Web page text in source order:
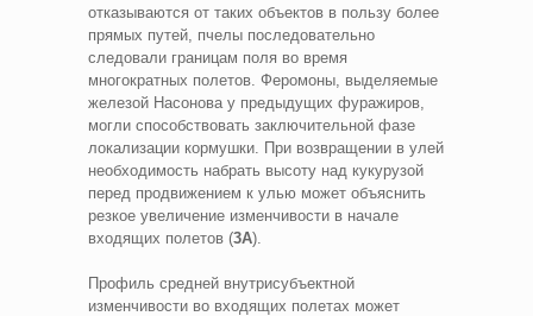
отказываются от таких объектов в пользу более
прямых путей, пчелы последовательно
следовали границам поля во время
многократных полетов. Феромоны, выделяемые
железой Насонова у предыдущих фуражиров,
могли способствовать заключительной фазе
локализации кормушки. При возвращении в улей
необходимость набрать высоту над кукурузой
перед продвижением к улью может объяснить
резкое увеличение изменчивости в начале
входящих полетов (3A).
Профиль средней внутрисубъектной
изменчивости во входящих полетах может